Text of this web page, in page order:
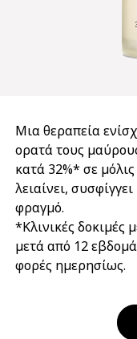
Μια θεραπεία
ορατά τους
κατά 32%* σε
λειαίνει,
φραγμό.
*Κλινικές
μετά από 12
φορές ημερησίως.